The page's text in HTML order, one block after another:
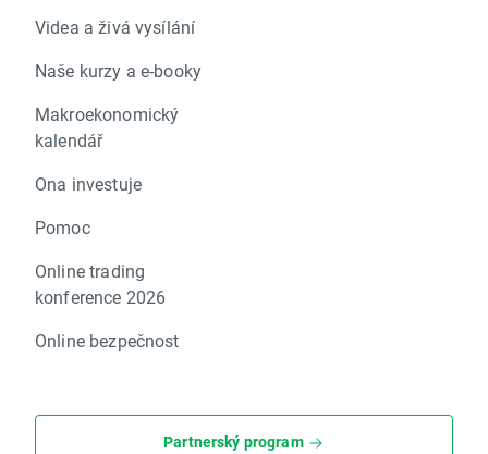
Videa a živá vysílání
Naše kurzy a e-booky
Makroekonomický
kalendář
Ona investuje
Pomoc
Online trading
konference 2026
Online bezpečnost
Partnerský program